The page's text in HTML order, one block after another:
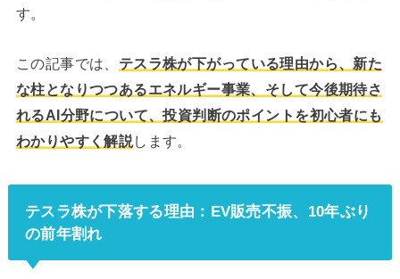
す。
この記事では、 テスラ株が下がっている理由から、新た
な柱となりつつあるエネルギー事業、そして今後期待さ
れるAI分野について、投資判断のポイントを初心者にも
わかりやすく解説します。
テスラ株が下落する理由：EV販売不振、10年ぶり
の前年割れ